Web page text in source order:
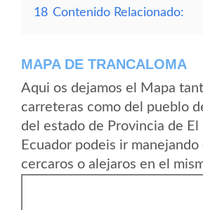
18 Contenido Relacionado:
MAPA DE TRANCALOMA
Aqui os dejamos el Mapa
carreteras como del pueblo
del estado de Provincia de El
Ecuador podeis ir manejando
cercaros o alejaros en el